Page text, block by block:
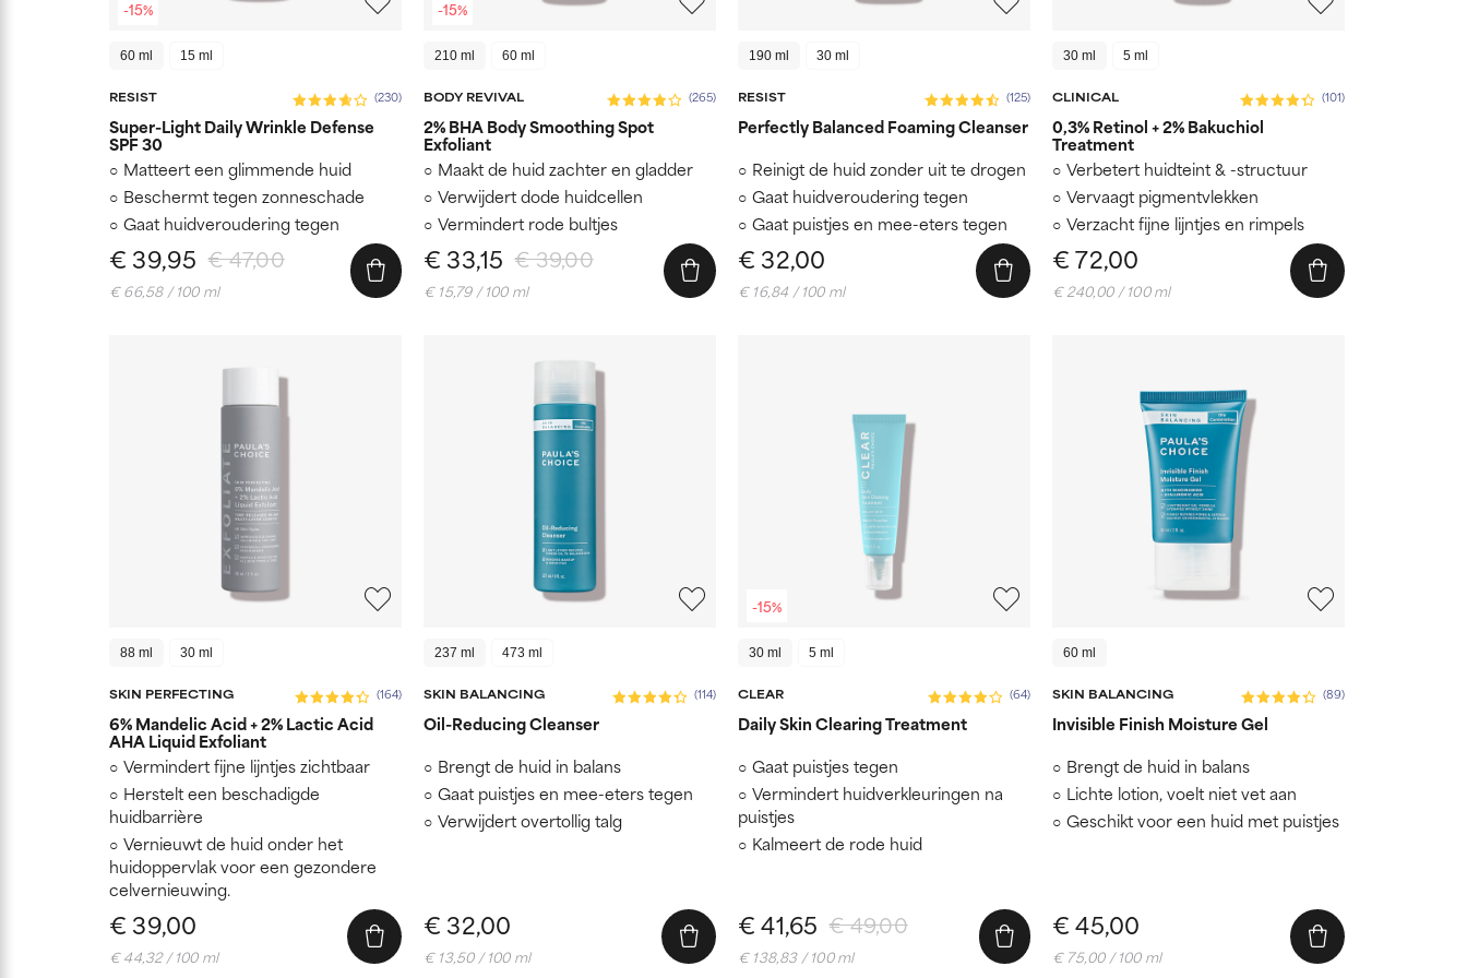
-15%
60 ml 15 ml
RESIST (230)
Super-Light Daily Wrinkle Defense
SPF 30
Matteert een glimmende huid
Beschermt tegen zonneschade
Gaat huidveroudering tegen
€ 47,00
€ 39,95
€ 66,58 / 100 ml
-15%
210 ml 60 ml
BODY REVIVAL (265)
2% BHA Body Smoothing Spot
Exfoliant
Maakt de huid zachter en gladder
Verwijdert dode huidcellen
Vermindert rode bultjes
€ 39,00
€ 33,15
€ 15,79 / 100 ml
190 ml 30 ml
RESIST (125)
Perfectly Balanced Foaming Cleanser
Reinigt de huid zonder uit te drogen
Gaat huidveroudering tegen
Gaat puistjes en mee-eters tegen
€ 32,00
€ 16,84 / 100 ml
30 ml 5 ml
CLINICAL (101)
0,3% Retinol + 2% Bakuchiol
Treatment
Verbetert huidteint & -structuur
Vervaagt pigmentvlekken
Verzacht fijne lijntjes en rimpels
€ 72,00
€ 240,00 / 100 ml
88 ml 30 ml
SKIN PERFECTING (164)
6% Mandelic Acid + 2% Lactic Acid
AHA Liquid Exfoliant
Vermindert fijne lijntjes zichtbaar
Herstelt een beschadigde
huidbarrière
Vernieuwt de huid onder het
huidoppervlak voor een gezondere
celvernieuwing.
€ 39,00
€ 44,32 / 100 ml
237 ml 473 ml
SKIN BALANCING (114)
Oil-Reducing Cleanser
Brengt de huid in balans
Gaat puistjes en mee-eters tegen
Verwijdert overtollig talg
€ 32,00
€ 13,50 / 100 ml
-15%
30 ml 5 ml
CLEAR (64)
Daily Skin Clearing Treatment
Gaat puistjes tegen
Vermindert huidverkleuringen na
puistjes
Kalmeert de rode huid
€ 49,00
€ 41,65
€ 138,83 / 100 ml
60 ml
SKIN BALANCING (89)
Invisible Finish Moisture Gel
Brengt de huid in balans
Lichte lotion, voelt niet vet aan
Geschikt voor een huid met puistjes
€ 45,00
€ 75,00 / 100 ml